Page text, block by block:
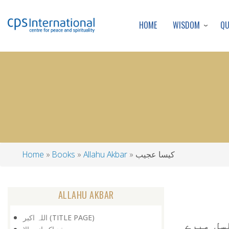
HOME WISDOM
Home Books Allahu Akbar کیسا عجیب
ALLAHU AKBAR
اللہ اکبر (TITLE PAGE)
میرے